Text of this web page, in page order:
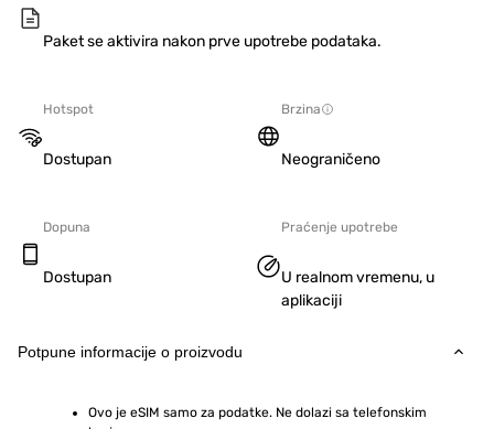
Paket se aktivira nakon prve upotrebe podataka.
Hotspot
Dostupan
Brzina
Neograničeno
Dopuna
Dostupan
Praćenje upotrebe
U realnom vremenu, u
aplikaciji
Potpune informacije o proizvodu
Ovo je eSIM samo za podatke. Ne dolazi sa telefonskim